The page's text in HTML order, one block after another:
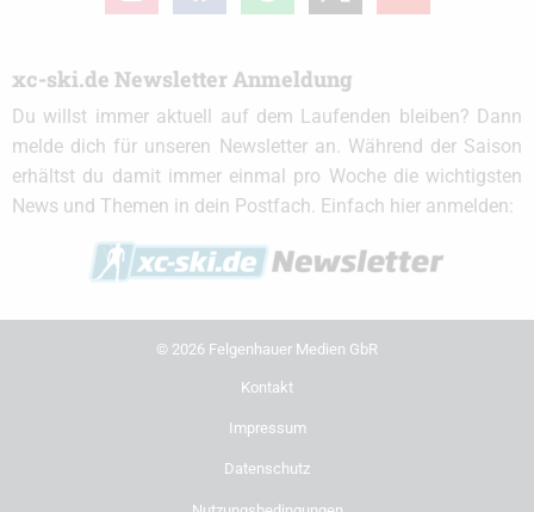
xc-ski.de Newsletter Anmeldung
Du willst immer aktuell auf dem Laufenden bleiben? Dann
melde dich für unseren Newsletter an. Während der Saison
erhältst du damit immer einmal pro Woche die wichtigsten
News und Themen in dein Postfach. Einfach hier anmelden:
© 2026 Felgenhauer Medien GbR
Kontakt
Impressum
Datenschutz